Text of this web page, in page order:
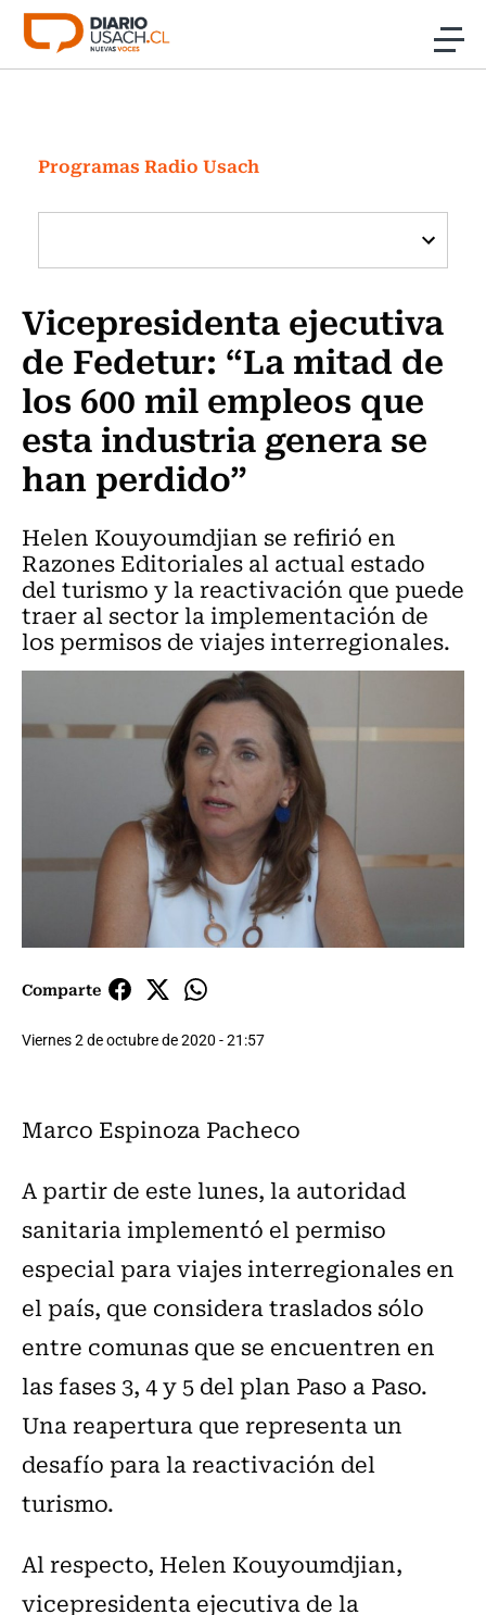
Click acá para ir directamente al contenido
Investigación
Cultura
Programas Radio y TV Usach
Programas Radio Usach
Vicepresidenta ejecutiva
de Fedetur: “La mitad de
los 600 mil empleos que
esta industria genera se
han perdido”
Helen Kouyoumdjian se refirió en
Razones Editoriales al actual estado
del turismo y la reactivación que puede
traer al sector la implementación de
los permisos de viajes interregionales.
Comparte
Viernes 2 de octubre de 2020 - 21:57
Marco Espinoza Pacheco
A partir de este lunes, la autoridad
sanitaria implementó el permiso
especial para viajes interregionales en
el país, que considera traslados sólo
entre comunas que se encuentren en
las fases 3, 4 y 5 del plan Paso a Paso.
Una reapertura que representa un
desafío para la reactivación del
turismo.
Al respecto, Helen Kouyoumdjian,
vicepresidenta ejecutiva de la